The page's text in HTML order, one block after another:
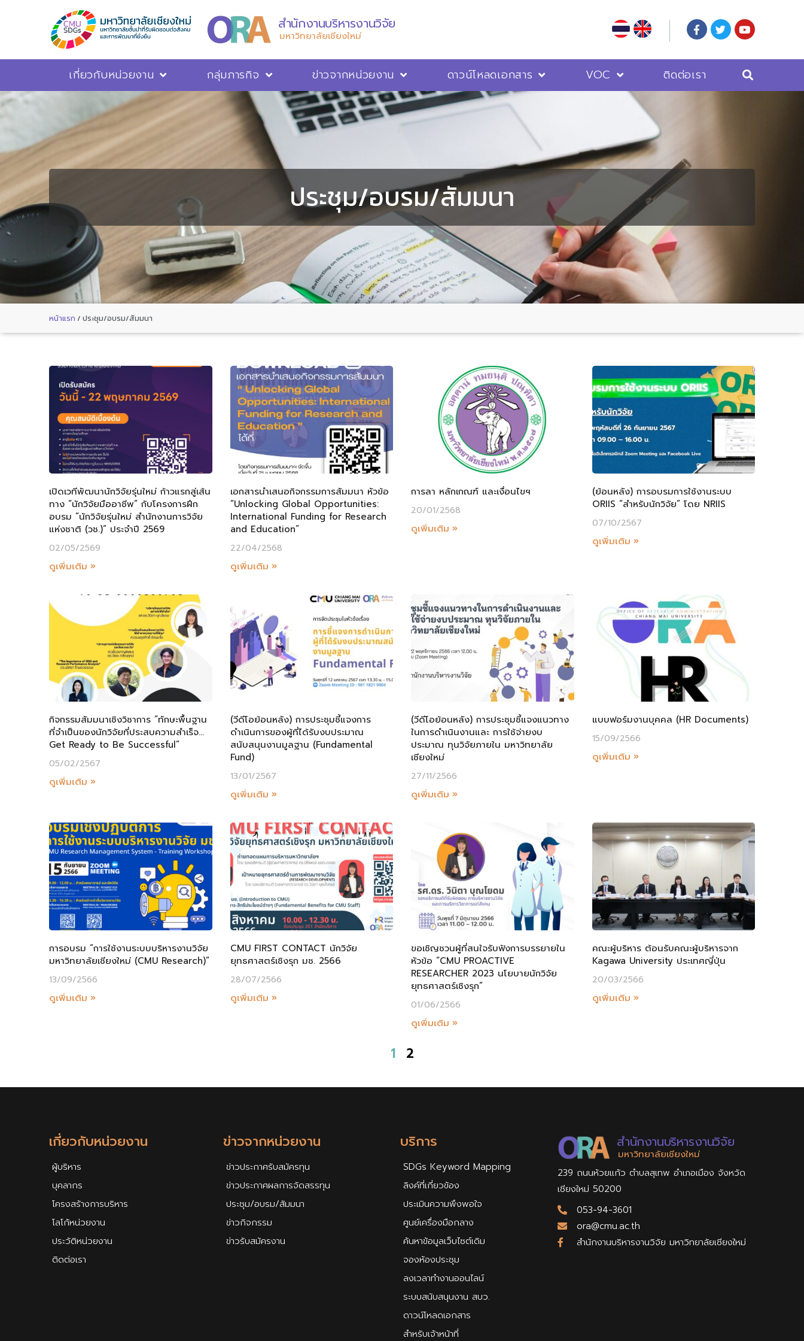
สำนักงานบริหารงานวิจัย
มหาวิทยาลัยเชียงใหม่
เกี่ยวกับหน่วยงาน กลุ่มภารกิจ ข่าวจากหน่วยงาน ดาวน์โหลดเอกสาร VOC ติดต่อเรา
ประชุม/อบรม/สัมมนา
หน้าแรก / ประชุม/อบรม/สัมมนา
เปิดเวทีพัฒนานักวิจัยรุ่นใหม่ ก้าวแรกสู่เส้น
ทาง “นักวิจัยมืออาชีพ” กับโครงการฝึก
อบรม “นักวิจัยรุ่นใหม่ สำนักงานการวิจัย
แห่งชาติ (วช.)” ประจำปี 2569
02/05/2569
ดูเพิ่มเติม »
เอกสารนำเสนอกิจกรรมการสัมมนา หัวข้อ
“Unlocking Global Opportunities:
International Funding for Research
and Education”
22/04/2568
ดูเพิ่มเติม »
การลา หลักเกณฑ์ และเงื่อนไขฯ
20/01/2568
ดูเพิ่มเติม »
(ย้อนหลัง) การอบรมการใช้งานระบบ
ORIIS “สำหรับนักวิจัย” โดย NRIIS
07/10/2567
ดูเพิ่มเติม »
กิจกรรมสัมมนาเชิงวิชาการ “ทักษะพื้นฐาน
ที่จำเป็นของนักวิจัยที่ประสบความสำเร็จ…
Get Ready to Be Successful”
05/02/2567
ดูเพิ่มเติม »
(วีดีโอย้อนหลัง) การประชุมชี้แจงการ
ดำเนินการของผู้ที่ได้รับงบประมาณ
สนับสนุนงานมูลฐาน (Fundamental
Fund)
13/01/2567
ดูเพิ่มเติม »
(วีดีโอย้อนหลัง) การประชุมชี้แจงแนวทาง
ในการดำเนินงานและ การใช้จ่ายงบ
ประมาณ ทุนวิจัยภายใน มหาวิทยาลัย
เชียงใหม่
27/11/2566
ดูเพิ่มเติม »
แบบฟอร์มงานบุคคล (HR Documents)
15/09/2566
ดูเพิ่มเติม »
การอบรม “การใช้งานระบบบริหารงานวิจัย
มหาวิทยาลัยเชียงใหม่ (CMU Research)”
13/09/2566
ดูเพิ่มเติม »
CMU FIRST CONTACT นักวิจัย
ยุทธศาสตร์เชิงรุก มช. 2566
28/07/2566
ดูเพิ่มเติม »
ขอเชิญชวนผู้ที่สนใจรับฟังการบรรยายใน
หัวข้อ “CMU PROACTIVE
RESEARCHER 2023 นโยบายนักวิจัย
ยุทธศาสตร์เชิงรุก”
01/06/2566
ดูเพิ่มเติม »
คณะผู้บริหาร ต้อนรับคณะผู้บริหารจาก
Kagawa University ประเทศญี่ปุ่น
20/03/2566
ดูเพิ่มเติม »
1 2
เกี่ยวกับหน่วยงาน
ผู้บริหาร
บุคลากร
โครงสร้างการบริหาร
โลโก้หน่วยงาน
ประวัติหน่วยงาน
ติดต่อเรา
ข่าวจากหน่วยงาน
ข่าวประกาศรับสมัครทุน
ข่าวประกาศผลการจัดสรรทุน
ประชุม/อบรม/สัมมนา
ข่าวกิจกรรม
ข่าวรับสมัครงาน
บริการ
SDGs Keyword Mapping
ลิงค์ที่เกี่ยวข้อง
ประเมินความพึงพอใจ
ศูนย์เครื่องมือกลาง
ค้นหาข้อมูลเว็บไซต์เดิม
จองห้องประชุม
ลงเวลาทำงานออนไลน์
ระบบสนับสนุนงาน สบว.
ดาวน์โหลดเอกสาร
สำหรับเจ้าหน้าที่
สำนักงานบริหารงานวิจัย
มหาวิทยาลัยเชียงใหม่
239 ถนนห้วยแก้ว ตำบลสุเทพ อำเภอเมือง จังหวัด
เชียงใหม่ 50200
053-94-3601
ora@cmu.ac.th
สำนักงานบริหารงานวิจัย มหาวิทยาลัยเชียงใหม่